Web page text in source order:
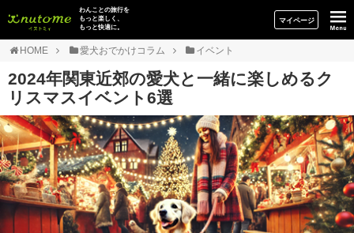
イヌトミィ
わんことの旅行を
もっと楽しく、
もっと快適に。
マイページ
HOME 愛犬おでかけコラム イベント
2024年関東近郊の愛犬と一緒に楽しめるク
リスマスイベント6選